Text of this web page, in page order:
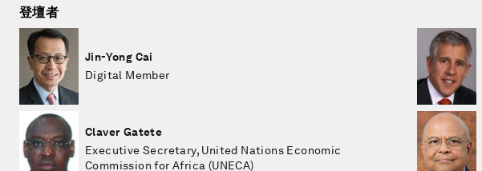
登壇者
Jin-Yong Cai
Digital Member
Claver Gatete
Executive Secretary, United Nations Economic
Commission for Africa (UNECA)